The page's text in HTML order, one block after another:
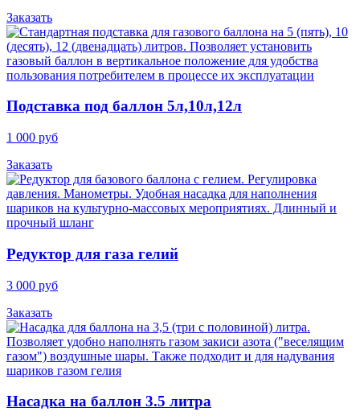
Заказать
Подставка под баллон 5л,10л,12л
1 000 руб
Заказать
Редуктор для газа гелий
3 000 руб
Заказать
Насадка на баллон 3.5 литра